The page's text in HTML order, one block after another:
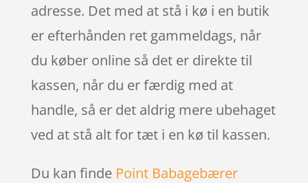
adresse. Det med at stå i kø i en butik
er efterhånden ret gammeldags, når
du køber online så det er direkte til
kassen, når du er færdig med at
handle, så er det aldrig mere ubehaget
ved at stå alt for tæt i en kø til kassen.
Du kan finde Point Babagebærer